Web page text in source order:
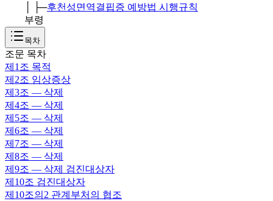
│ ├─후천성면역결핍증 예방법 시행규칙
부령
목차
조문 목차
제1조 목적
제2조 임상증상
제3조 — 삭제
제4조 — 삭제
제5조 — 삭제
제6조 — 삭제
제7조 — 삭제
제8조 — 삭제
제9조 — 삭제 검진대상자
제10조 검진대상자
제10조의2 관계부처의 협조